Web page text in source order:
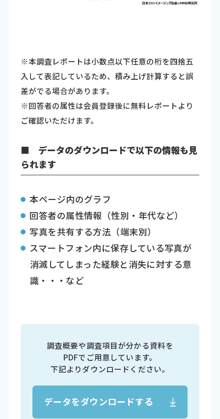
※本調査レポートは小数点以下任意の桁を四捨五
入して表記しているため、積み上げ計算すると誤
差がでる場合があります。
※回答者の属性は会員登録後に無料レポートより
ご確認いただけます。
■ データのダウンロードで以下の情報も見
られます
本ページ内のグラフ
回答者の属性情報（性別・年代など）
写真を共有する方法（端末別）
スマートフォン内に保存している写真が
消滅してしまった経験と消失に対する意
識・・・など
調査概要や調査項目が分かる資料を
PDFでご用意しています。
下記よりダウンロードください。
データをダウンロードする